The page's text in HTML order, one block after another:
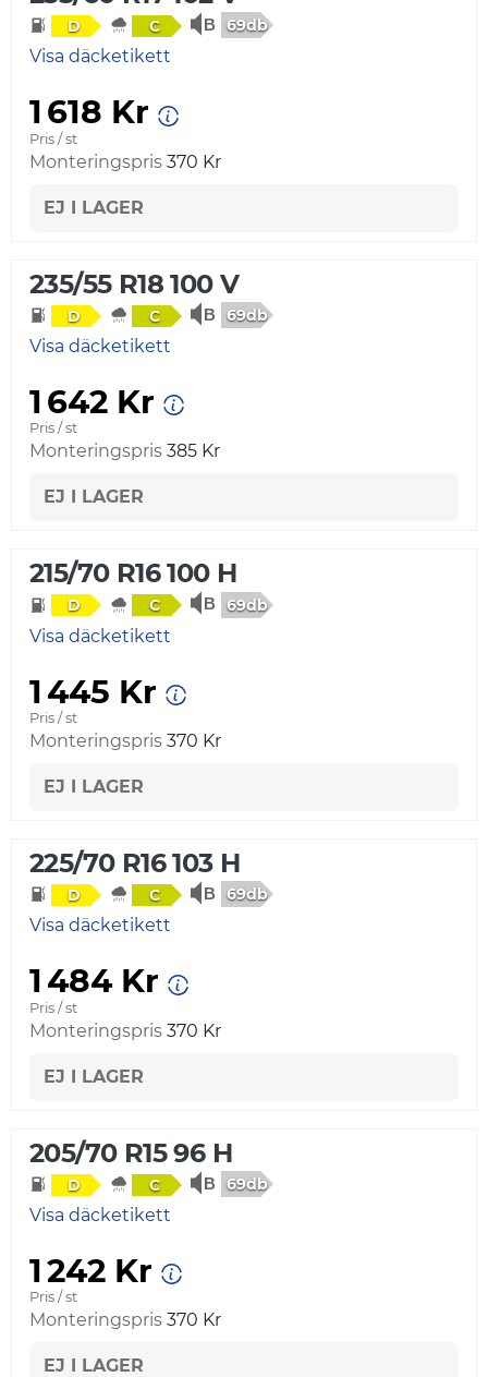
D C 69db
Visa däcketikett
1 618 Kr
Pris / st
Monteringspris 370 Kr
EJ I LAGER
235/55 R18 100 V
D C 69db
Visa däcketikett
1 642 Kr
Pris / st
Monteringspris 385 Kr
EJ I LAGER
215/70 R16 100 H
D C 69db
Visa däcketikett
1 445 Kr
Pris / st
Monteringspris 370 Kr
EJ I LAGER
225/70 R16 103 H
D C 69db
Visa däcketikett
1 484 Kr
Pris / st
Monteringspris 370 Kr
EJ I LAGER
205/70 R15 96 H
D C 69db
Visa däcketikett
1 242 Kr
Pris / st
Monteringspris 370 Kr
EJ I LAGER